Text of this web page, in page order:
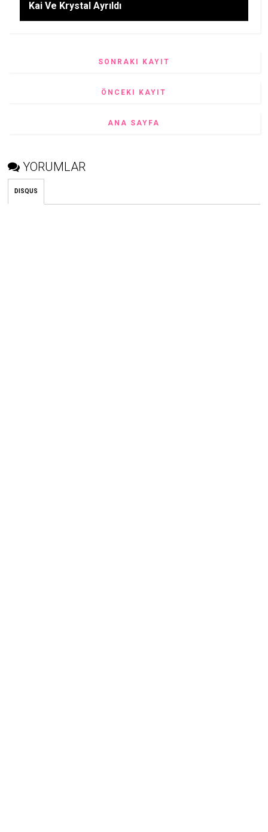
Kai Ve Krystal Ayrıldı
SONRAKI KAYIT
ÖNCEKI KAYIT
ANA SAYFA
YORUMLAR
DISQUS